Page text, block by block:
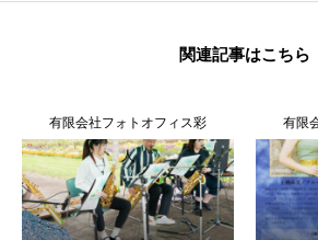
関連記事はこちら
有限会社フォトオフィス彩
人
有限